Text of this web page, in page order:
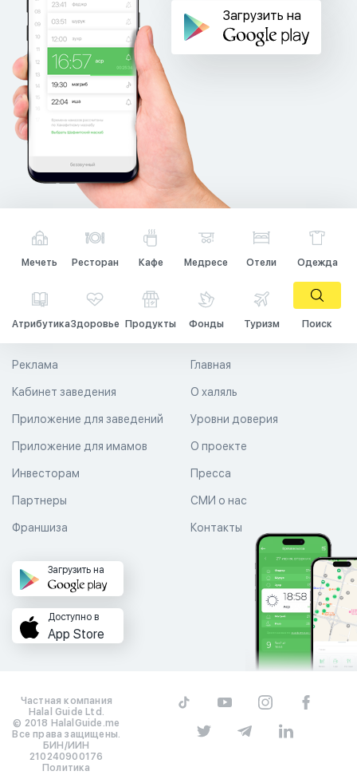
Загрузить на
Мечеть Ресторан Кафе Медресе Отели Одежда
АтрибутикаЗдоровье Продукты Фонды Туризм Поиск
Главная
О халяль
Уровни доверия
Реклама
Кабинет заведения
Приложение для заведений
Приложение для имамов О проекте
Пресса
СМИ о нас
Контакты
Инвесторам
Партнеры
Франшиза
Загрузить на
Доступно в
App Store
Частная компания
Halal Guide Ltd.
© 2018 HalalGuide.me
Все права защищены.
БИН/ИИН
210240900176
Политика